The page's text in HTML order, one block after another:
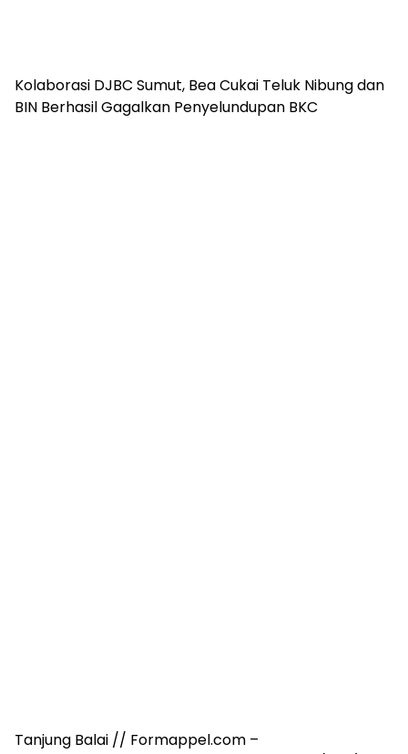
Kolaborasi DJBC Sumut, Bea Cukai Teluk Nibung dan
BIN Berhasil Gagalkan Penyelundupan BKC
Tanjung Balai // Formappel.com –